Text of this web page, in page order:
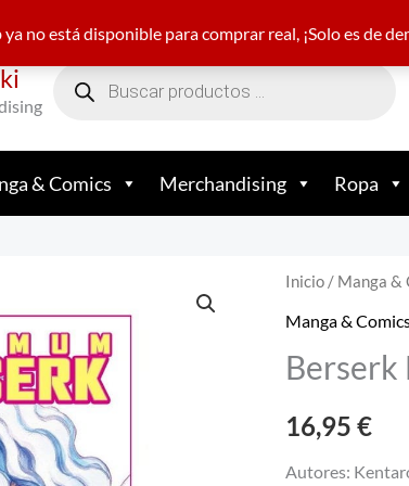
ya no está disponible para comprar real, ¡Solo es de
productos
& Comics Merchandising Ropa
Inicio/ Manga &
Manga &
Berserk
16,95 €
Autores: